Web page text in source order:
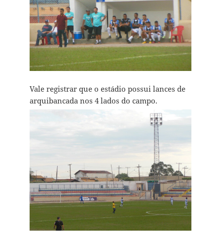
Vale registrar que o estádio possui lances de
arquibancada nos 4 lados do campo.